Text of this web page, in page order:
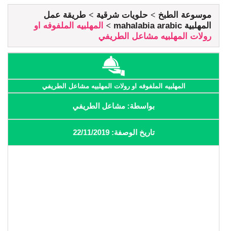
موسوعة الطبخ حلويات شرقية
طريقة عمل
المهلبية mahalabia arabic
المهلبيه الملفوفه او
رولات المهلبيه مشاعل الطريفي
المهلبيه الملفوفه او رولات المهلبيه مشاعل الطريفي
بواسطة: مشاعل الطريفي
تاريخ الوصفة: 22/11/2019